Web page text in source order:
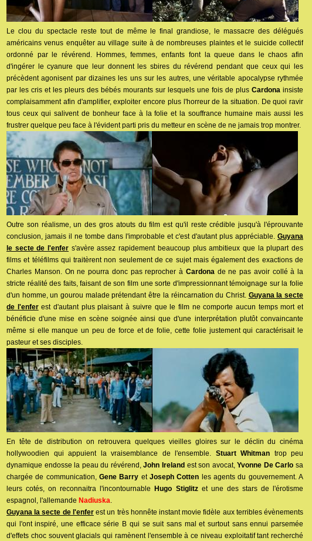
Le clou du spectacle reste tout de même le final grandiose, le massacre des délégués
américains venus enquêter au village suite à de nombreuses plaintes et le suicide collectif
ordonné par le révérend. Hommes, femmes, enfants font la queue dans le chaos afin
d'ingérer le cyanure que leur donnent les sbires du révérend pendant que ceux qui les
précèdent agonisent par dizaines les uns sur les autres, une véritable apocalypse rythmée
par les cris et les pleurs des bébés mourants sur lesquels une fois de plus Cardona insiste
complaisamment afin d'amplifier, exploiter encore plus l'horreur de la situation. De quoi ravir
tous ceux qui salivent de bonheur face à la folie et la souffrance humaine mais aussi les
frustrer quelque peu face à l'évident parti pris du metteur en scène de ne jamais trop montrer.
Outre son réalisme, un des gros atouts du film est qu'il reste crédible jusqu'à l'éprouvante
conclusion, jamais il ne tombe dans l'improbable et c'est d'autant plus appréciable. Guyana
le secte de l'enfer s'avère assez rapidement beaucoup plus ambitieux que la plupart des
films et téléfilms qui traitèrent non seulement de ce sujet mais également des exactions de
Charles Manson. On ne pourra donc pas reprocher à Cardonade ne pas avoir collé à la
stricte réalité des faits, faisant de son film une sorte d'impressionnant témoignage sur la folie
d'un homme, un gourou malade prétendant être la réincarnation du Christ. Guyana la secte
de l'enferest d'autant plus plaisant à suivre que le film ne comporte aucun temps mort et
bénéficie d'une mise en scène soignée ainsi que d'une interprétation plutôt convaincante
même si elle manque un peu de force et de folie, cette folie justement qui caractérisait le
pasteur et ses disciples.
En tête de distribution on retrouvera quelques vieilles gloires sur le déclin du cinéma
hollywoodien qui appuient la vraisemblance de l'ensemble. Stuart Whitman trop peu
dynamique endosse la peau du révérend,John Ireland est son avocat,Yvonne De Carlo sa
chargée de communication, Gene Barry etJoseph Cotten les agents du gouvernement. A
leurs cotés, on reconnaitra l'incontournable
Hugo Stiglitzet une des stars de l'érotisme
espagnol, l'allemande Nadiuska.
Guyana la secte de l'enferest un très honnête instant movie fidèle aux terribles évènements
qui l'ont inspiré, une efficace série B qui se suit sans mal et surtout sans ennui parsemée
d'effets choc souvent glacials qui ramènent l'ensemble à ce niveau exploitatif tant recherché